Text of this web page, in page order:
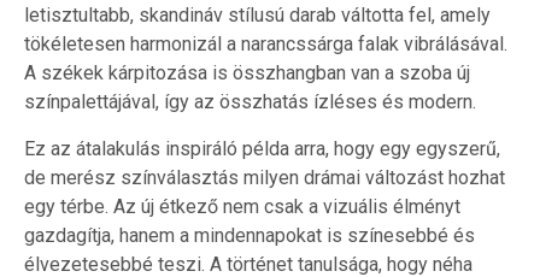
letisztultabb, skandináv stílusú darab váltotta fel, amely
tökéletesen harmonizál a narancssárga falak vibrálásával.
A székek kárpitozása is összhangban van a szoba új
színpalettájával, így az összhatás ízléses és modern.
Ez az átalakulás inspiráló példa arra, hogy egy egyszerű,
de merész színválasztás milyen drámai változást hozhat
egy térbe. Az új étkező nem csak a vizuális élményt
gazdagítja, hanem a mindennapokat is színesebbé és
élvezetesebbé teszi. A történet tanulsága, hogy néha